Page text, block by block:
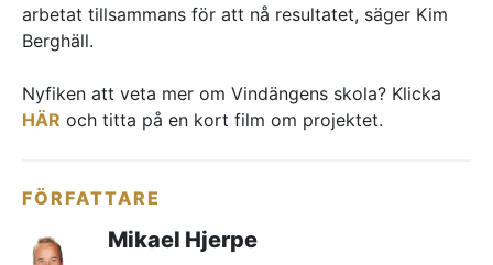
arbetat tillsammans för att nå resultatet, säger Kim
Berghäll.
Nyfiken att veta mer om Vindängens skola? Klicka
HÄR och titta på en kort film om projektet.
FÖRFATTARE
Mikael Hjerpe